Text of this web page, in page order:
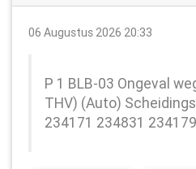
06 Augustus 2026 20:33
P 1 BLB-03 Ongeval
THV) (Auto)
234171 234831 234179